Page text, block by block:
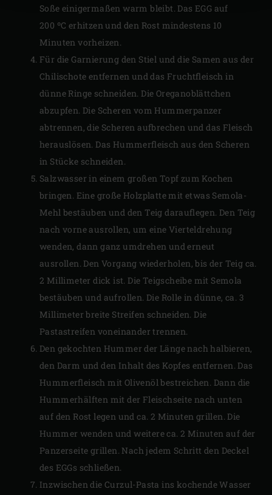
Soße einigermaßen warm bleibt. Das EGG auf
200 ºC erhitzen und den Rost mindestens 10
Minuten vorheizen.
Für die Garnierung den Stiel und die Samen aus der
Chilischote entfernen und das Fruchtfleisch in
dünne Ringe schneiden. Die Oreganoblättchen
abzupfen. Die Scheren vom Hummerpanzer
abtrennen, die Scheren aufbrechen und das Fleisch
herauslösen. Das Hummerfleisch aus den Scheren
in Stücke schneiden.
Salzwasser in einem großen Topf zum Kochen
bringen. Eine große Holzplatte mit etwas Semola-
Mehl bestäuben und den Teig darauflegen. Den Teig
nach vorne ausrollen, um eine Vierteldrehung
wenden, dann ganz umdrehen und erneut
ausrollen. Den Vorgang wiederholen, bis der Teig ca.
2 Millimeter dick ist. Die Teigscheibe mit Semola
bestäuben und aufrollen. Die Rolle in dünne, ca. 3
Millimeter breite Streifen schneiden. Die
Pastastreifen voneinander trennen.
Den gekochten Hummer der Länge nach halbieren,
den Darm und den Inhalt des Kopfes entfernen. Das
Hummerfleisch mit Olivenöl bestreichen. Dann die
Hummerhälften mit der Fleischseite nach unten
auf den Rost legen und ca. 2 Minuten grillen. Die
Hummer wenden und weitere ca. 2 Minuten auf der
Panzerseite grillen. Nach jedem Schritt den Deckel
des EGGs schließen.
Inzwischen die Curzul-Pasta ins kochende Wasser